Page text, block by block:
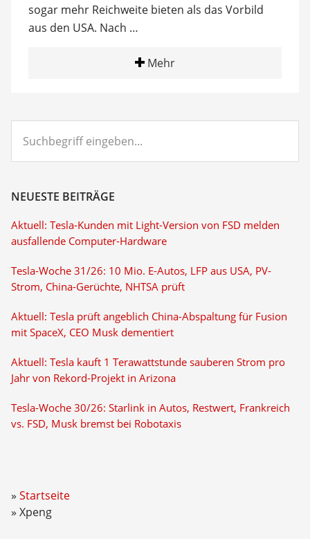
sogar mehr Reichweite bieten als das Vorbild
aus den USA. Nach …
Mehr
eingeben...
NEUESTE BEITRÄGE
Aktuell: Tesla-Kunden mit Light-Version von FSD melden
ausfallende Computer-Hardware
Tesla-Woche 31/26: 10 Mio. E-Autos, LFP aus USA, PV-
Strom, China-Gerüchte, NHTSA prüft
Aktuell: Tesla prüft angeblich China-Abspaltung für Fusion
mit SpaceX, CEO Musk dementiert
Aktuell: Tesla kauft 1 Terawattstunde sauberen Strom pro
Jahr von Rekord-Projekt in Arizona
Tesla-Woche 30/26: Starlink in Autos, Restwert, Frankreich
vs. FSD, Musk bremst bei Robotaxis
Startseite
Xpeng